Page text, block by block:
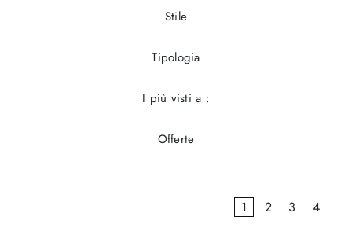
Stile
Tipologia
I più visti a :
Offerte
1 2 3 4